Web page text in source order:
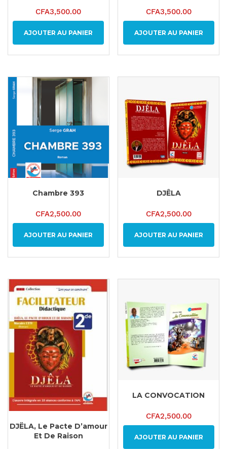
CFA3,500.00
AJOUTER AU PANIER
CFA3,500.00
AJOUTER AU PANIER
Chambre 393
CFA2,500.00
AJOUTER AU PANIER
DJÊLA
CFA2,500.00
AJOUTER AU PANIER
DJËLA, Le Pacte D’amour
Et De Raison
LA CONVOCATION
CFA2,500.00
AJOUTER AU PANIER